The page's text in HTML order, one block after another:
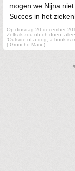
mogen we Nijna niet
Succes in het
Op dinsdag 20 december
Zelfs ik zou oh-oh doen,
'Outside of a dog, a book is
( Groucho Marx )